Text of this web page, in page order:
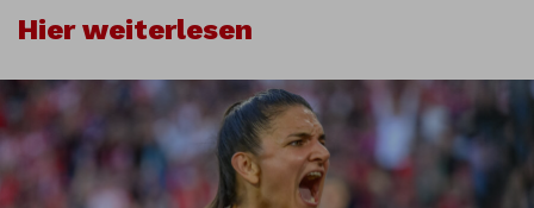
Hier weiterlesen